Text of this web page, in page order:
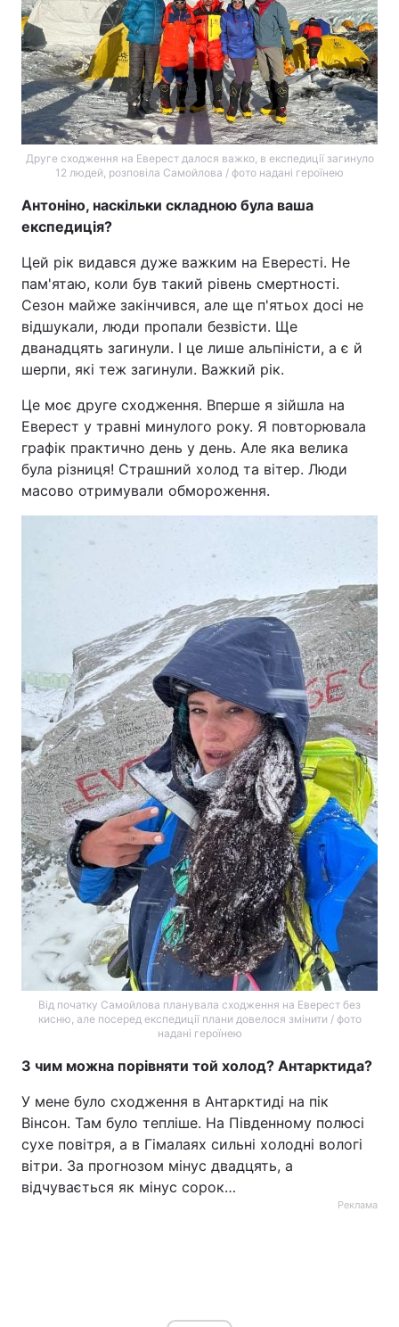
Здоров'я Туризм
Цікавинки Погода
Екологія Регіони
Лонгріди
Відео з Youtube
Інтерв'ю
Архів Вакансії
Контакти
Друге сходження на Еверест далося важко, в експедиції загинуло
12 людей, розповіла Самойлова / фото надані героїнею
Антоніно, наскільки складною була ваша
експедиція?
Цей рік видався дуже важким на Евересті. Не
пам'ятаю, коли був такий рівень смертності.
Сезон майже закінчився, але ще п'ятьох досі не
відшукали, люди пропали безвісти. Ще
дванадцять загинули. І це лише альпіністи, а є й
шерпи, які теж загинули. Важкий рік.
Це моє друге сходження. Вперше я зійшла на
Еверест у травні минулого року. Я повторювала
графік практично день у день. Але яка велика
була різниця! Страшний холод та вітер. Люди
масово отримували обмороження.
Від початку Самойлова планувала сходження на Еверест без
кисню, але посеред експедиції плани довелося змінити / фото
надані героїнею
З чим можна порівняти той холод? Антарктида?
У мене було сходження в Антарктиді на пік
Вінсон. Там було тепліше. На Південному полюсі
сухе повітря, а в Гімалаях сильні холодні вологі
вітри. За прогнозом мінус двадцять, а
відчувається як мінус сорок…
Реклама